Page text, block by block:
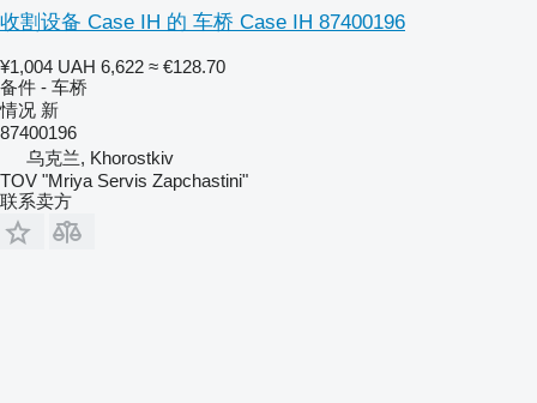
收割设备 Case IH 的 车桥 Case IH 87400196
¥1,004 UAH 6,622 ≈ €128.70
备件 - 车桥
情况 新
87400196
乌克兰, Khorostkiv
TOV "Mriya Servis Zapchastini"
联系卖方